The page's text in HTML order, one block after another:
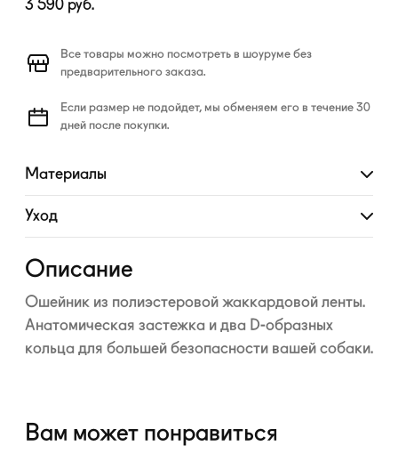
3 590 руб.
Все товары можно посмотреть в шоуруме без
предварительного заказа.
Если размер не подойдет, мы обменяем его в течение 30
дней после покупки.
Материалы
Развернуть
Уход
Развернуть
Описание
Ошейник из полиэстеровой жаккардовой ленты.
Анатомическая застежка и два D-образных
кольца для большей безопасности вашей собаки.
Вам может понравиться